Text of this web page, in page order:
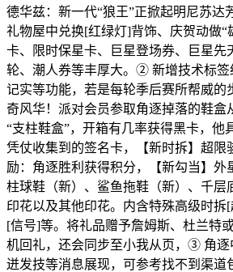
德华兹：新一代“狼王”正掀起明尼苏达
礼物屋中兑换[红绿灯]背饰、庆贺动做“
卡、限时保星卡、巨星登场券、巨星先
轮、潮人券等丰厚大。② 新增技术标签
记实等功能，若是每轮季后赛所帮威的
奇风华！派对会员参取角逐掉落的鞋盒
“支柱鞋盒”，开箱有几率获得黑卡，他
凭仗收集到的签名卡，【新时拆】超限
励：角逐胜利获得积分，【新勾当】外
柱球鞋（新）、鲨鱼拖鞋（新）、千层
印花以及其他印花。内含特殊高级时拆
[信号]等。将礼品赠予詹姆斯、杜兰特
机回礼，还会同步至小我从页，③ 角逐
迸发技等消息展现，可参考找不到渠道